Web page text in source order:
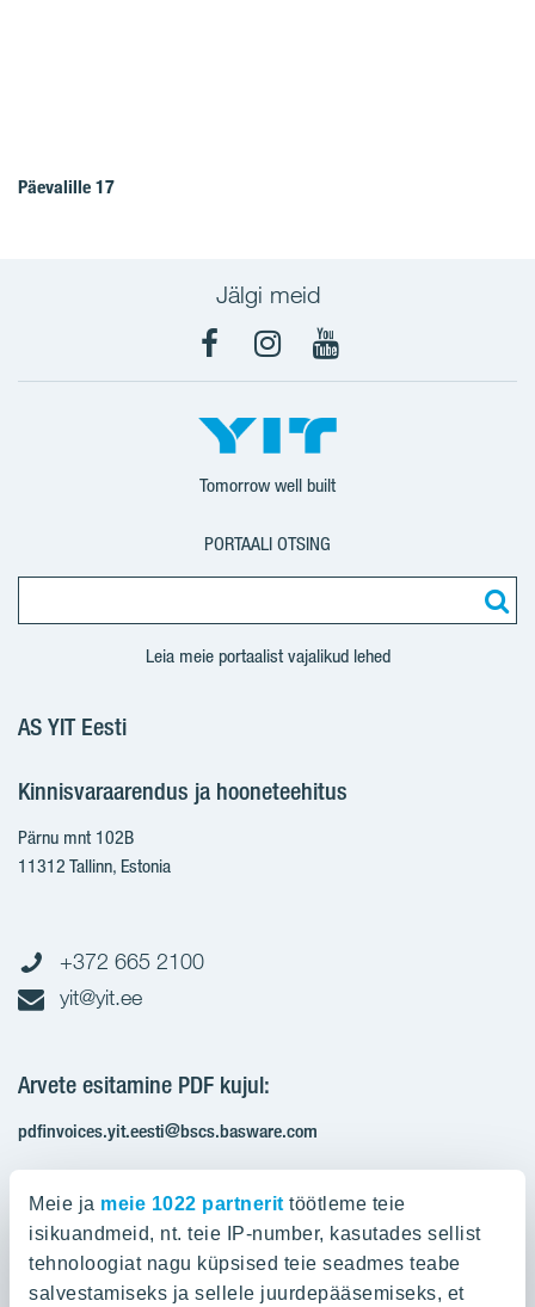
Meie ja meie 1022 partnerit töötleme teie
isikuandmeid, nt. teie IP-number, kasutades sellist
tehnoloogiat nagu küpsised teie seadmes teabe
salvestamiseks ja sellele juurdepääsemiseks, et
Päevalille 17
Jälgi meid
FacebookInstagram
YouTube
Tomorrow well built
PORTAALI OTSING
Leia meie portaalist vajalikud lehed
AS YIT Eesti
Kinnisvaraarendus ja hooneteehitus
Pärnu mnt 102B
11312 Tallinn, Estonia
+372 665 2100
yit@yit.ee
Arvete esitamine PDF kujul:
pdfinvoices.yit.eesti@bscs.basware.com
KMKR: EE100210897